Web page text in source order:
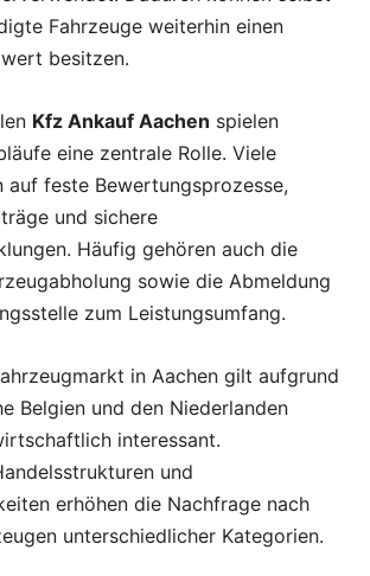
Fahrzeuge weiterhin einen
besitzen.
Kfz Ankauf Aachen spielen
eine zentrale Rolle. Viele
auf feste Bewertungsprozesse,
und sichere
Häufig gehören auch die
sowie die Abmeldung
zum Leistungsumfang.
in Aachen gilt aufgrund
Belgien und den Niederlanden
interessant.
und
erhöhen die Nachfrage nach
unterschiedlicher Kategorien.